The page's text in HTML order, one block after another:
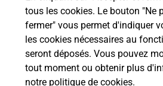
tous les cookies. Le bouton "Ne
fermer" vous permet d'indiquer
les cookies nécessaires au
seront déposés. Vous pouvez
tout moment ou obtenir plus
notre politique de cookies.
Haute-Marne